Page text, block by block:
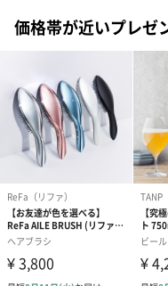
一部花材が写真と異なる場
プリザーブドフラワー
ブーケ（ピンク）
（2,580円）
価格帯が近いプレゼ